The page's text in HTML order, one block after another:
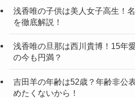
浅香唯の子供は美人女子高生！
を徹底解説！
浅香唯の旦那は西川貴博！15年
の今も円満？
吉田羊の年齢は52歳？年齢非公
めたくないから！